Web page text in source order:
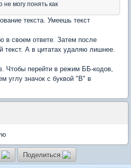
не могу понять как
текста. Умеешь текст
в своем ответе. Затем после
текст. А в цитатах удаляю лишнее.
Чтобы перейти в режим ББ-кодов,
углу значок с буквой "В" в
Поделиться